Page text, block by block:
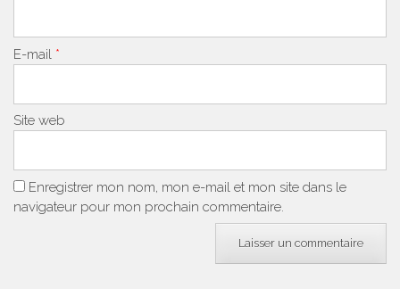
E-mail *
Site web
Enregistrer mon nom, mon e-mail et mon site dans le
navigateur pour mon prochain commentaire.